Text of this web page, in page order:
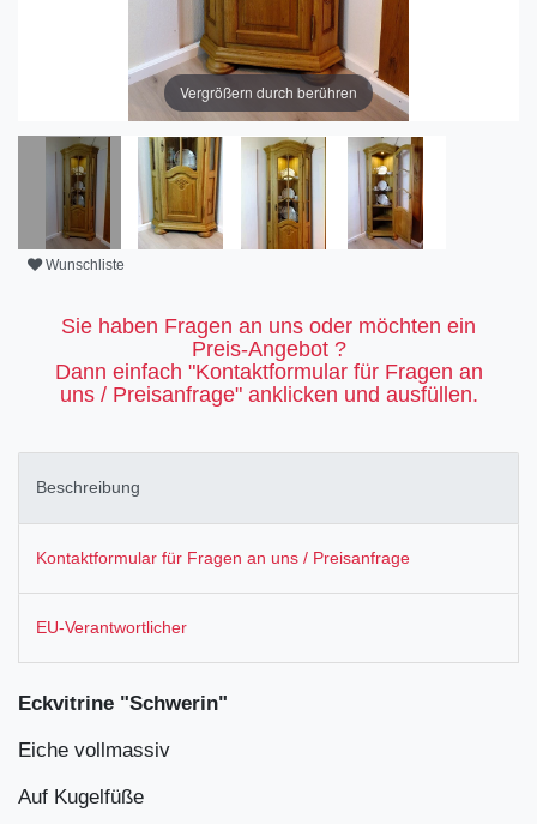
Vergrößern durch berühren
Wunschliste
Sie haben Fragen an uns oder möchten ein
Preis-Angebot ?
Dann einfach "Kontaktformular für Fragen an
uns / Preisanfrage" anklicken und ausfüllen.
Beschreibung
Kontaktformular für Fragen an uns / Preisanfrage
EU-Verantwortlicher
Eckvitrine "Schwerin"
Eiche vollmassiv
Auf Kugelfüße